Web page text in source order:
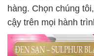
hàng. Chọn chúng
cậy trên mọi hành